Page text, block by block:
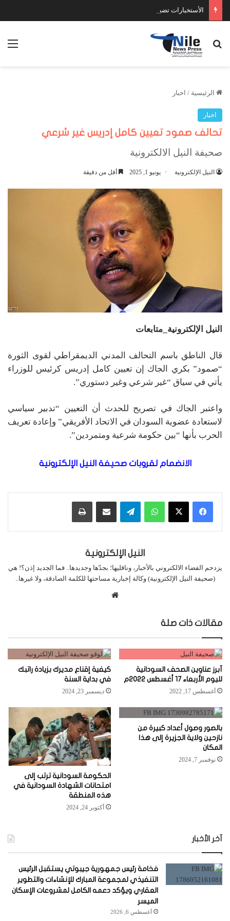
الأستخبارات تضبط عدد كبير من السلاح والمخدرات
بحث عن
الرئيسية / اخبار
اخبار
تحالف صمود تعيين كامل إدريس غير شرعي
صحيفة النيل الالكترونية
النيل الإلكترونية يونيو 1, 2025 أقل من دقيقة
النيل الإلكترونية_متابعات
قال الناطق باسم التحالف المدني الديمقراطي لقوى الثورة
“صمود” بكري الجاك إن تعيين كامل إدريس كرئيس للوزراء
يأتي في سياق “غير شرعي وغير دستوري”.
واعتبر الجاك في تصريح للحدث أن التعيين “تدبير سياسي
لاستعادة عضوية السودان في الاتحاد الأفريقي” وإعادة تعريف
الحرب بأنها “بين حكومة شرعية ومتمردين”.
الانضمام لقروبات صحيفة النيل الإلكترونية
واتساب تيلقرام مشاركة عبر البريد طباعة
النيل الإلكترونية
يزدحم الفضاء الالكتروني بالأخبار، وناقليها؛ بجدّها وجديدها.. فما الجديد إذن؟! هي
(صحيفة النيل الإلكترونية) وكالة إخبارية مساحتها للكلمة الصادقة، ولا غيرها..
مقالات ذات صلة
آبرز عناوين الصحف السودانية
لليوم الأربعاء 17 أغسطس 2022م
أغسطس 17, 2022
كيفية إقناع مديرك بزيادة راتبك
في بداية السنة
ديسمبر 23, 2024
بالصور وصول أعداد كبيرة من
نازحين ولاية الجزيرة إلى هذا
المكان
نوفمبر 7, 2024
الحكومة السودانية ترتب إلى
امتحانات الشهادة السودانية في
هذه المنطقة
أكتوبر 24, 2024
آخر الأخبار
فخامة رئيس جمهورية جيبوتي يستقبل الرئيس
التنفيذي لمجموعة المبارك للإنشاءات والتطوير
العقاري ويؤكد دعمه الكامل لمشروعات الإسكان
الميسر
أغسطس 6, 2026